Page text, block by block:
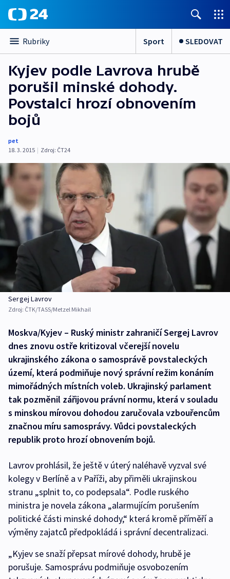
Rubriky Sport SLEDOVAT
Kyjev podle Lavrova hrubě
porušil minské dohody.
Povstalci hrozí obnovením
bojů
pet
18. 3. 2015 | Zdroj: ČT24
Sergej Lavrov
Zdroj: ČTK/TASS/Metzel Mikhail
Moskva/Kyjev – Ruský ministr zahraničí Sergej Lavrov
dnes znovu ostře kritizoval včerejší novelu
ukrajinského zákona o samosprávě povstaleckých
území, která podmiňuje nový správní režim konáním
mimořádných místních voleb. Ukrajinský parlament
tak pozměnil zářijovou právní normu, která v souladu
s minskou mírovou dohodou zaručovala vzbouřencům
značnou míru samosprávy. Vůdci povstaleckých
republik proto hrozí obnovením bojů.
Lavrov prohlásil, že ještě v úterý naléhavě vyzval své
kolegy v Berlíně a v Paříži, aby přiměli ukrajinskou
stranu „splnit to, co podepsala“. Podle ruského
ministra je novela zákona „alarmujícím porušením
politické části minské dohody,“ která kromě příměří a
výměny zajatců předpokládá i správní decentralizaci.
„Kyjev se snaží přepsat mírové dohody, hrubě je
porušuje. Samosprávu podmiňuje osvobozením